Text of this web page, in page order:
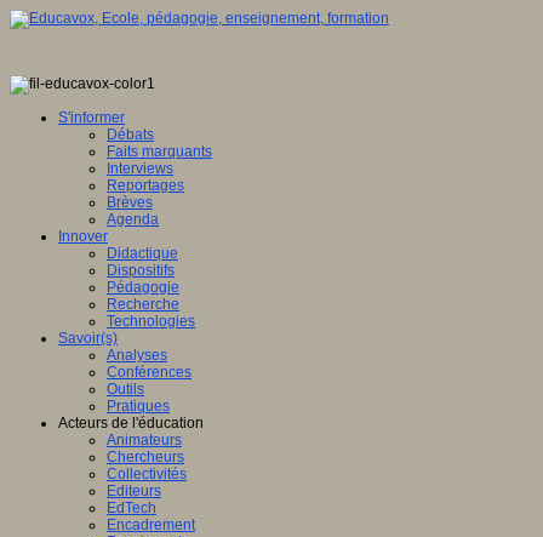
S'informer
Débats
Faits marquants
Interviews
Reportages
Brèves
Agenda
Innover
Didactique
Dispositifs
Pédagogie
Recherche
Technologies
Savoir(s)
Analyses
Conférences
Outils
Pratiques
Acteurs de l'éducation
Animateurs
Chercheurs
Collectivités
Editeurs
EdTech
Encadrement